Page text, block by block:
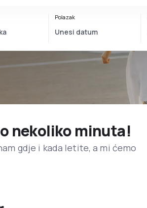
Polazak
nekoliko minuta!
gdje i kada letite, a mi ćemo